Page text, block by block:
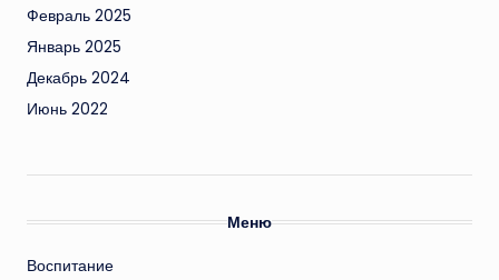
Февраль 2025
Январь 2025
Декабрь 2024
Июнь 2022
Меню
Воспитание